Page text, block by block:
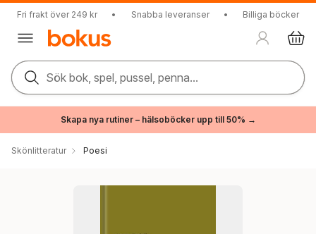
Fri frakt över 249 kr • Snabba leveranser • Billiga böcker
Sök bok, spel, pussel, penna...
Skapa nya rutiner – hälsoböcker upp till 50% →
Skönlitteratur Poesi